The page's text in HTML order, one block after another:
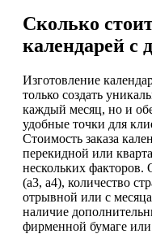
Сколько
календарей с
Изготовление
только создать
каждый месяц, но и
удобные точки для
Стоимость заказа
перекидной или
нескольких
(а3, а4), количество
отрывной или с
наличие
фирменной бумаге